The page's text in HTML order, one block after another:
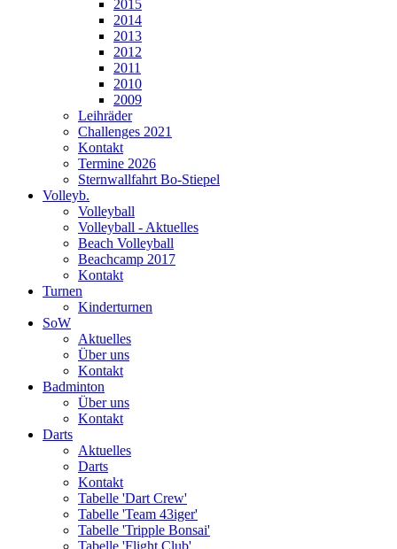
2015
2014
2013
2012
2011
2010
2009
Leihräder
Challenges 2021
Kontakt
Termine 2026
Sternwallfahrt Bo-Stiepel
Volleyb.
Volleyball
Volleyball - Aktuelles
Beach Volleyball
Beachcamp 2017
Kontakt
Turnen
Kinderturnen
SoW
Aktuelles
Über uns
Kontakt
Badminton
Über uns
Kontakt
Darts
Aktuelles
Darts
Kontakt
Tabelle 'Dart Crew'
Tabelle 'Team 43iger'
Tabelle 'Tripple Bonsai'